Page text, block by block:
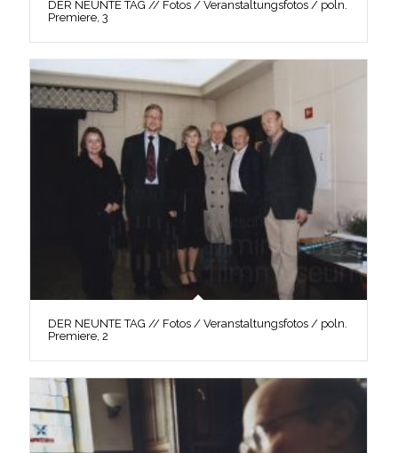
DER NEUNTE TAG // Fotos / Veranstaltungsfotos / poln.
Premiere, 3
DER NEUNTE TAG // Fotos / Veranstaltungsfotos / poln.
Premiere, 2